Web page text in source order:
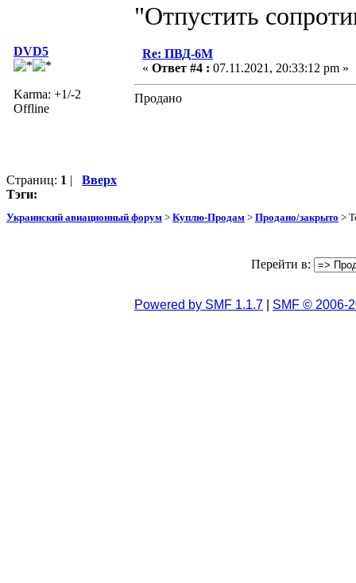
"Отпустить
DVD5
Karma: +1/-2
Offline
Re: ПВД-6М
« Ответ #4 : 07.11.2021, 20:33:12 pm »
Продано
Страниц: 1 | Вверх
Тэги:
Украинский авиационный форум > Куплю-Продам > Продано/закрыто >
Перейти в:
Powered by SMF 1.1.7 SMF © 2006-